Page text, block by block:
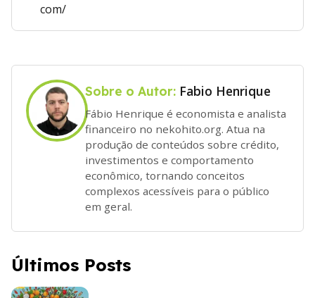
com/
Sobre o Autor: Fabio Henrique
Fábio Henrique é economista e analista
financeiro no nekohito.org. Atua na
produção de conteúdos sobre crédito,
investimentos e comportamento
econômico, tornando conceitos
complexos acessíveis para o público
em geral.
Últimos Posts